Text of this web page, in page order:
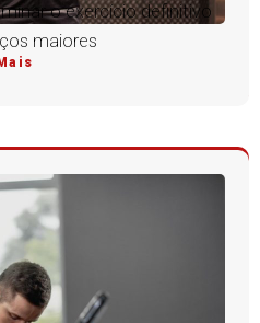
o exercício definitivo
maiores